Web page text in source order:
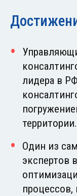
лидера в
территории.
Один из
экспертов